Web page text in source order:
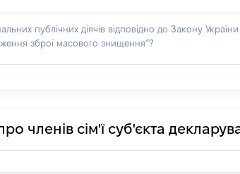
публічних діячів відповідно до Закону
зброї масового знищення”?
членів сім'ї суб'єкта